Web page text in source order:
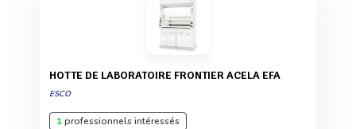
HOTTE DE LABORATOIRE FRONTIER ACELA EFA
ESCO
1professionnels intéressés